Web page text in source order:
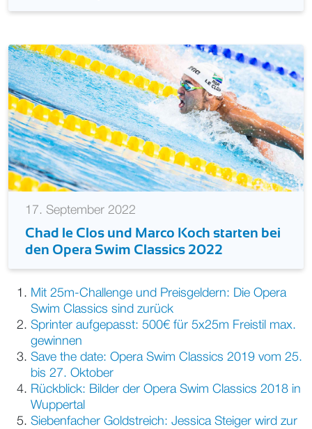
17. September 2022
Chad le Clos und Marco Koch starten bei
den Opera Swim Classics 2022
Mit 25m-Challenge und Preisgeldern: Die Opera
Swim Classics sind zurück
Sprinter aufgepasst: 500€ für 5x25m Freistil max.
gewinnen
Save the date: Opera Swim Classics 2019 vom 25.
bis 27. Oktober
Rückblick: Bilder der Opera Swim Classics 2018 in
Wuppertal
Siebenfacher Goldstreich: Jessica Steiger wird zur